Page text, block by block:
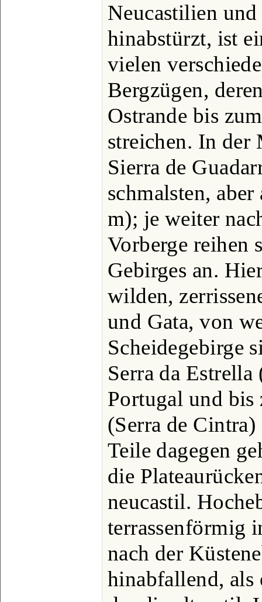
Neucastilien
hinabstürzt, ist
vielen
Bergzügen,
Ostrande bis
streichen. In der
Sierra de
schmalsten,
m); je weiter
Vorberge reihen
Gebirges an.
wilden,
und Gata, von
Scheidegebirge
Serra da
Portugal und bis
(Serra de
Teile dagegen
die
neucastil.
terrassenförmig
nach der
hinabfallend, als